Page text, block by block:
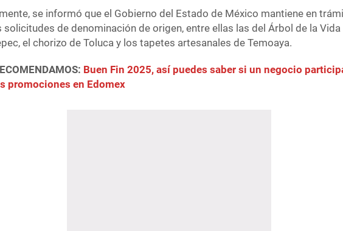
se informó que el Gobierno del Estado de México mantiene en
solicitudes de denominación de origen, entre ellas las del Árbol de la Vida
el chorizo de Toluca y los tapetes artesanales de Temoaya.
Buen Fin 2025, así puedes saber si un negocio
promociones en Edomex